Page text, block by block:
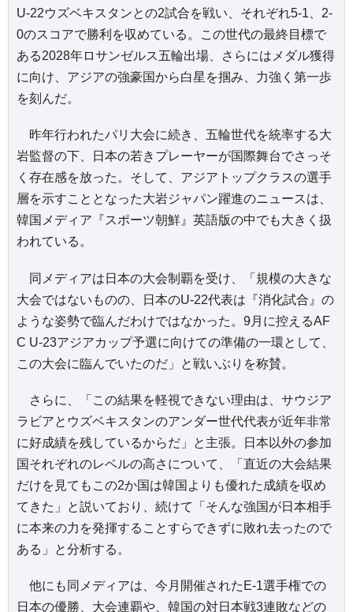
U-22ウズベキスタンとの2試合を戦い、それぞれ5-1、2-
0のスコアで勝利を収めている。この世代の最終目標で
ある2028年ロサンゼルス五輪出場、さらにはメダル獲得
に向け、アジアの強豪国から白星を掴み、力強く第一歩
を刻んだ。
昨年行われたパリ大会に続き、五輪世代を統率する大
岩監督の下、日本の若きプレーヤーが国際舞台でさっそ
く存在感を放った。そして、アジアトップクラスの選手
層を示すこととなった大岩ジャパン躍進のニュースは、
韓国メディア『スポーツ朝鮮』英語版の中でも大きく扱
われている。
同メディアは日本の大会制覇を受け、「規模の大きな
大会ではないものの、日本のU-22代表は『消化試合』の
ような姿勢で臨んだわけではなかった。9月に控えるAF
C U-23アジアカップ予選に向けての準備の一環として、
この大会に臨んでいたのだ」と戦いぶりを称賛。
さらに、「この結果を軽視できない理由は、サウジア
ラビアとウズベキスタンのアンダー世代代表が近年非常
に好成績を残しているからだ」と主張。日本以外の参加
国それぞれのレベルの高さについて、「直近の大会結果
だけを見てもこの2か国は韓国よりも優れた成績を収め
てきた」と説いており、続けて「そんな強国が日本相手
に本来の力を発揮することすらできずに敗れ去ったので
ある」と分析する。
他にも同メディアは、今月開催されたE-1選手権での
日本の優勝、大会連覇や、韓国の対日本戦3連敗などの